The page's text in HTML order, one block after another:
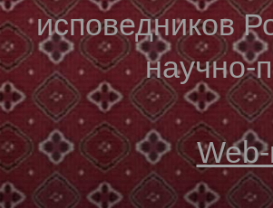
исповедников
научно-